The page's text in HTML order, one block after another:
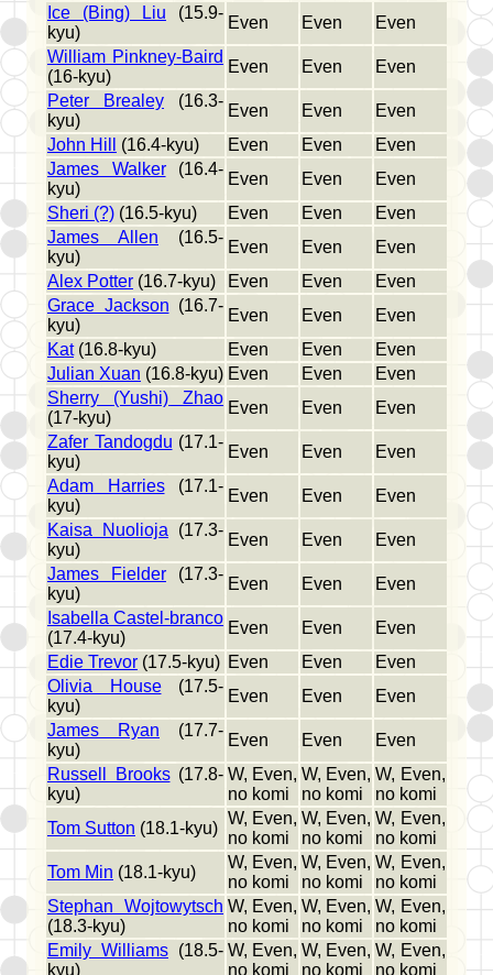
Ice (Bing) Liu (15.9-
kyu)
Even Even
Even
William Pinkney-Baird
(16-kyu)
Even Even
Even
Peter Brealey (16.3-
kyu)
Even Even
Even
John Hill
(16.4-kyu) Even Even
Even
James Walker(16.4-
kyu)
Even Even
Even
Sheri (?) (16.5-kyu) Even Even
Even
James Allen (16.5-
kyu)
Even Even
Even
Alex Potter (16.7-kyu) Even Even
Even
Grace Jackson (16.7-
kyu)
Even Even
Even
Kat(16.8-kyu) Even Even
Even
Julian Xuan (16.8-kyu) Even Even
Even
Sherry (Yushi) Zhao
(17-kyu)
Even Even
Even
Zafer Tandogdu (17.1-
kyu)
Even Even
Even
Adam Harries(17.1-
kyu)
Even Even
Even
Kaisa Nuolioja (17.3-
kyu)
Even Even
Even
James Fielder (17.3-
kyu)
Even Even
Even
Isabella Castel-branco
(17.4-kyu)
Even Even
Even
Edie Trevor (17.5-kyu) Even Even
Even
Olivia House(17.5-
kyu)
Even Even
Even
James Ryan (17.7-
kyu)
Even Even
Even
Russell Brooks(17.8-
kyu)
W, Even,
no komi
W, Even,
no komi
W, Even,
no komi
Tom Sutton (18.1-kyu)
W, Even,
no komi
W, Even,
no komi
W, Even,
no komi
Tom Min (18.1-kyu)
W, Even,
no komi
W, Even,
no komi
W, Even,
no komi
Stephan Wojtowytsch
(18.3-kyu)
W, Even,
no komi
W, Even,
no komi
W, Even,
no komi
Emily Williams (18.5-
kyu)
W, Even,
no komi
W, Even,
no komi
W, Even,
no komi